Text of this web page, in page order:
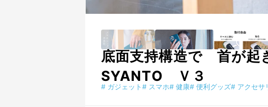
底面支持構造で 首が
SYANTO Ｖ３
# ガジェット# スマホ# 健康# 便利グッズ# アクセサ